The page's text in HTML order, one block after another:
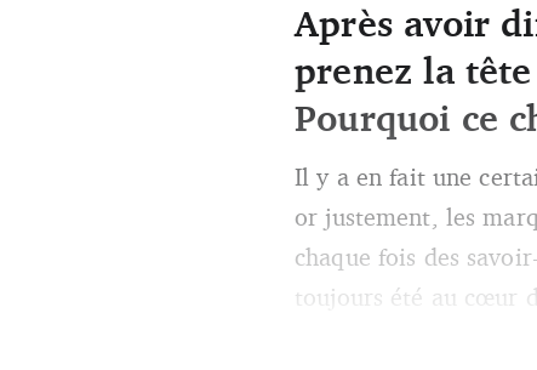
Thierry Oriez devient le
Après avoir
prenez la
Pourquoi ce
Il y a en fait une
or justement, les
chaque fois des
toujours été au cœur